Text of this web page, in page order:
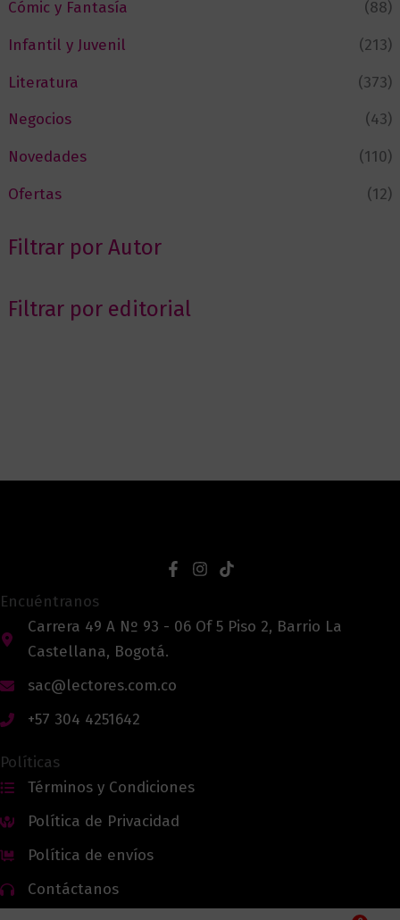
Cómic y Fantasía
(88)
Infantil y Juvenil
(213)
Literatura
(373)
Negocios
(43)
Novedades
(110)
Ofertas
(12)
Filtrar por Autor
Filtrar por editorial
Encuéntranos
Carrera 49 A Nº 93 - 06 Of 5 Piso 2, Barrio La
Castellana, Bogotá.
sac@lectores.com.co
+57 304 4251642
Políticas
Términos y Condiciones
Política de Privacidad
Política de envíos
Contáctanos